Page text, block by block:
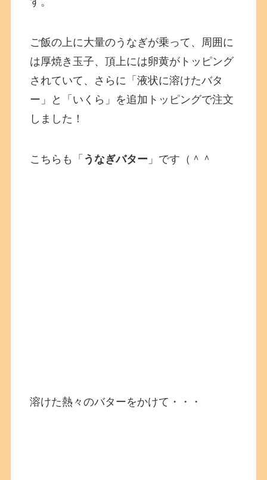
ご飯の上に大量のうなぎが乗って、周囲に
は厚焼き玉子、頂上には卵黄がトッピング
されていて、さらに「液状に溶けたバタ
ー」と「いくら」を追加トッピングで注文
しました！
こちらも「 うなぎバター 」です（＾＾
溶けた熱々のバターをかけて・・・